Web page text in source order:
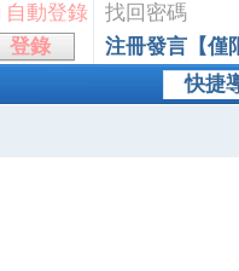
自動登錄
找回密碼
登錄
注冊發言【僅
快捷